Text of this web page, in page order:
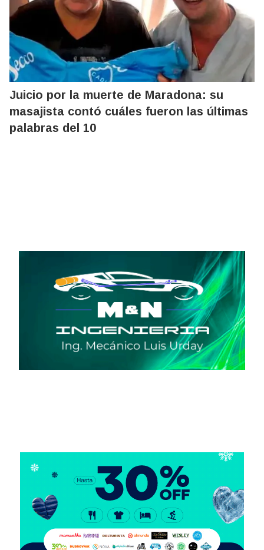
Juicio por la muerte de Maradona: su
masajista contó cuáles fueron las últimas
palabras del 10